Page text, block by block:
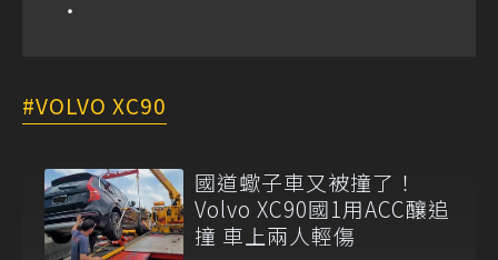
VOLVO XC90
國道蠍子車又被撞了！
Volvo XC90國1用ACC釀追
撞 車上兩人輕傷